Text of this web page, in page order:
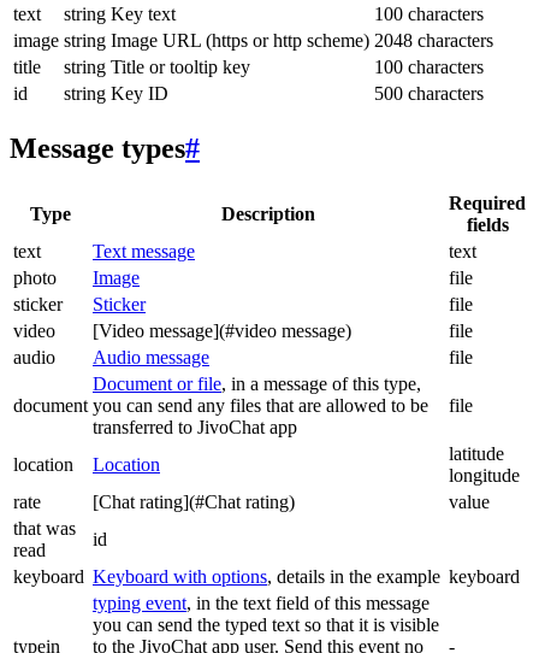
text
string Key text
100 characters
image string Image URL (https or http scheme) 2048 characters
title
string Title or tooltip key
100 characters
id
string Key ID 500 characters
Message types#
Type Description
Required
fields
text
Text message
text
photo
Image
file
sticker
Sticker
file
video
[Video message](#video message)
file
audio
Audio message file
document
Document or file, in a message of this type,
you can send any files that are allowed to be
transferred to JivoChat app
file
location Location
latitude
longitude
rate
[Chat rating](#Chat rating)
value
that was
read
id
keyboard Keyboard with options, details in the example keyboard
typein
typing event, in the text field of this message
you can send the typed text so that it is visible
to the JivoChat app user. Send this event no
-